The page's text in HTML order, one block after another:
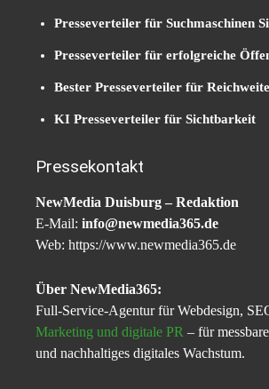
Presseverteiler für Suchmaschinen
Presseverteiler für erfolgreiche
Bester Presseverteiler für Reichweite
KI Presseverteiler für Sichtbarkeit
Pressekontakt
NewMedia Duisburg – Redaktion
E-Mail: info@newmedia365.de
Web: https://www.newmedia365.de
Über NewMedia365:
Full-Service-Agentur für Webdesign,
Marketing und digitale PR – für
und nachhaltiges digitales Wachstum.